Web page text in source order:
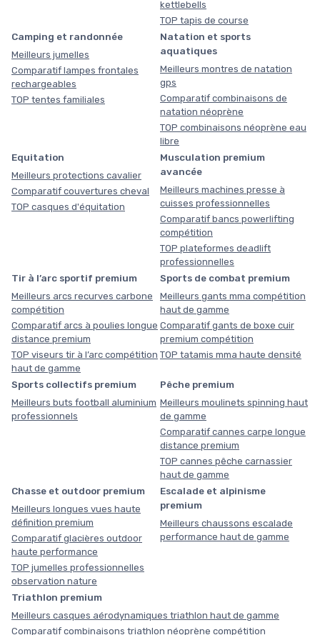
kettlebells
TOP tapis de course
Camping et randonnée
Meilleurs jumelles
Comparatif lampes frontales
rechargeables
TOP tentes familiales
Natation et sports
aquatiques
Meilleurs montres de natation
gps
Comparatif combinaisons de
natation néoprène
TOP combinaisons néoprène eau
libre
Equitation
Meilleurs protections cavalier
Comparatif couvertures cheval
TOP casques d'équitation
Musculation premium
avancée
Meilleurs machines presse à
cuisses professionnelles
Comparatif bancs powerlifting
compétition
TOP plateformes deadlift
professionnelles
Tir à l’arc sportif premium
Meilleurs arcs recurves carbone
compétition
Comparatif arcs à poulies longue
distance premium
TOP viseurs tir à l’arc compétition
haut de gamme
Sports de combat premium
Meilleurs gants mma compétition
haut de gamme
Comparatif gants de boxe cuir
premium compétition
TOP tatamis mma haute densité
Sports collectifs premium
Meilleurs buts football aluminium
professionnels
Pêche premium
Meilleurs moulinets spinning haut
de gamme
Comparatif cannes carpe longue
distance premium
TOP cannes pêche carnassier
haut de gamme
Chasse et outdoor premium
Meilleurs longues vues haute
définition premium
Comparatif glacières outdoor
haute performance
TOP jumelles professionnelles
observation nature
Escalade et alpinisme
premium
Meilleurs chaussons escalade
performance haut de gamme
Triathlon premium
Meilleurs casques aérodynamiques triathlon haut de gamme
Comparatif combinaisons triathlon néoprène compétition